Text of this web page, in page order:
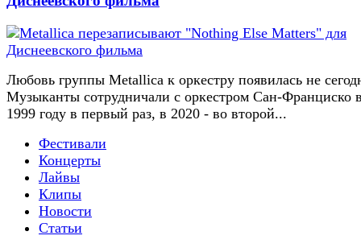
Любовь группы Metallica к оркестру появилась не
Музыканты сотрудничали с оркестром Сан-Франциско
1999 году в первый раз, в 2020 - во второй...
Фестивали
Концерты
Лайвы
Клипы
Новости
Статьи